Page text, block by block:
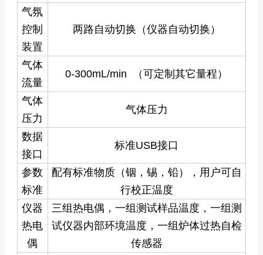
气氛
控制
装置
两路自动切换（仪器自动切换）
气体
流量
0-300mL/min （可定制其它量程）
气体
压力
气体压力
数据
接口
标准USB接口
参数
标准
配有标准物质（铟，锡，铅），用户可自
行校正温度
仪器
热电
偶
三组热电偶，一组测试样品温度，一组测
试仪器内部环境温度，一组炉体过热自检
传感器